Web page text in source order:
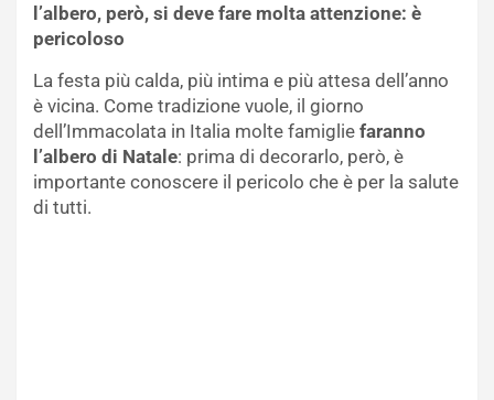
l’albero, però, si deve fare molta attenzione: è
pericoloso
La festa più calda, più intima e più attesa dell’anno
è vicina. Come tradizione vuole, il giorno
dell’Immacolata in Italia molte famiglie faranno
l’albero di Natale: prima di decorarlo, però, è
importante conoscere il pericolo che è per la salute
di tutti.